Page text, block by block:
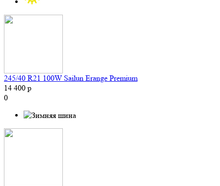
245/40 R21 100W Sailun Erange Premium
14 400 р
0